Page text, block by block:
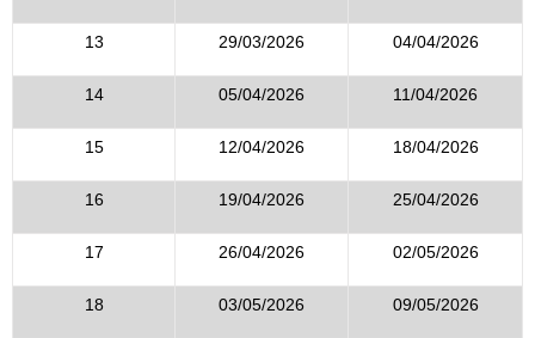
13 29/03/2026 04/04/2026
14 05/04/2026 11/04/2026
15 12/04/2026 18/04/2026
16 19/04/2026 25/04/2026
17 26/04/2026 02/05/2026
18 03/05/2026 09/05/2026